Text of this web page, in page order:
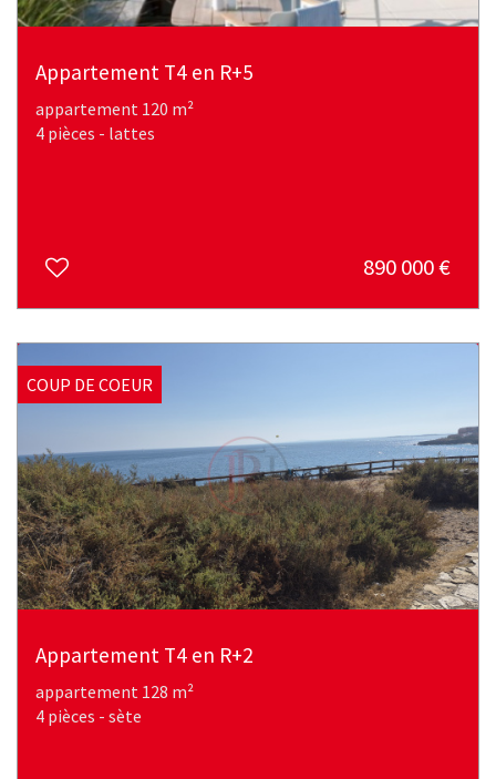
Appartement T4 en R+5
appartement 120 m²
4 pièces - lattes
890 000€
COUP DE COEUR
Appartement T4 en R+2
appartement 128 m²
4 pièces - sète